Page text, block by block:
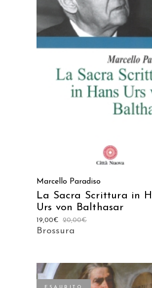
AGGIUNGI AL CARRELLO
Marcello Paradiso
La Sacra Scrittura in
Urs von Balthasar
20,00€
19,00€
Brossura